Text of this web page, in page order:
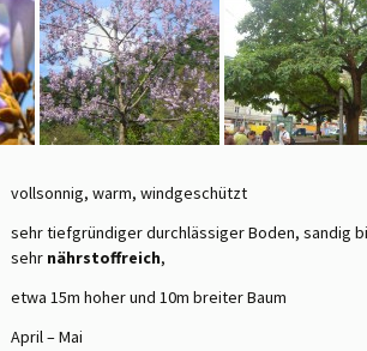
vollsonnig, warm, windgeschützt
sehr tiefgründiger durchlässiger Boden, sandig
sehr nährstoffreich,
etwa 15m hoher und 10m breiter Baum
April – Mai